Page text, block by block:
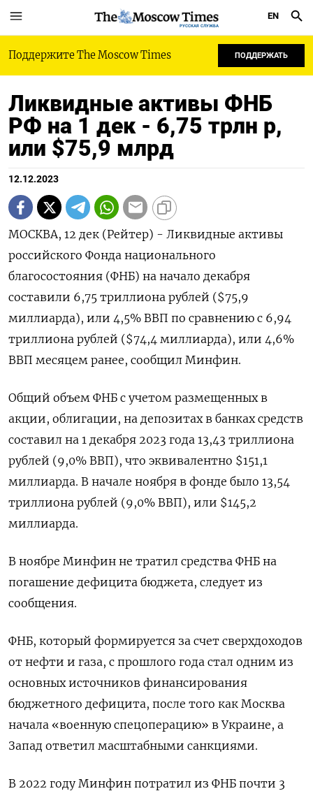
РУССКАЯ СЛУЖБА
EN
Поддержите The Moscow Times ПОДДЕРЖАТЬ
Ликвидные активы ФНБ
РФ на 1 дек - 6,75 трлн р,
или $75,9 млрд
12.12.2023
МОСКВА, 12 дек (Рейтер) - Ликвидные активы
российского Фонда национального
благосостояния (ФНБ) на начало декабря
составили 6,75 триллиона рублей ($75,9
миллиарда), или 4,5% ВВП по сравнению с 6,94
триллиона рублей ($74,4 миллиарда), или 4,6%
ВВП месяцем ранее, сообщил Минфин.
Общий объем ФНБ с учетом размещенных в
акции, облигации, на депозитах в банках средств
составил на 1 декабря 2023 года 13,43 триллиона
рублей (9,0% ВВП), что эквивалентно $151,1
миллиарда. В начале ноября в фонде было 13,54
триллиона рублей (9,0% ВВП), или $145,2
миллиарда.
В ноябре Минфин не тратил средства ФНБ на
погашение дефицита бюджета, следует из
сообщения.
ФНБ, который формируется за счет сверхдоходов
от нефти и газа, с прошлого года стал одним из
основных источников финансирования
бюджетного дефицита, после того как Москва
начала «военную спецоперацию» в Украине, а
Запад ответил масштабными санкциями.
В 2022 году Минфин потратил из ФНБ почти 3